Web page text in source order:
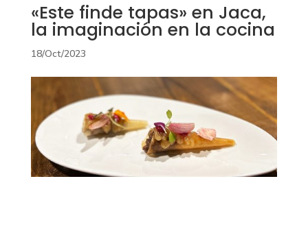
«Este finde tapas» en Jaca,
la imaginación en la cocina
18/Oct/2023